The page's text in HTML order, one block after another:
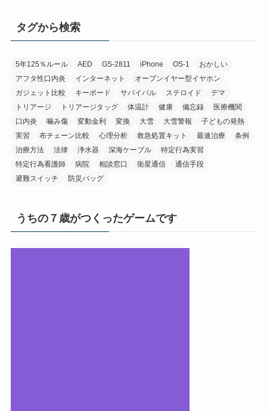
タグから検索
5年125％ルール AED GS-2811 iPhone OS-1
おかしい
アフタ性口内炎
インターネット
オープンイヤー型イヤホン
ガジェット比較
キーボード サバイバル ステロイド
デマ
トリアージ
トリアージタッグ 体温計 健康 備忘録
医療機関
口内炎
噛み傷 変動金利 変換 大雪 大雪警報
子どもの発熱
実習
布チェーン比較 心理分析 救急処置キット 最速治療
条例
治療方法
法律 浄水器 深海ケーブル
特定行為実習
特定行為看護師
病院 相談窓口 衛星通信
通信手段
避難スイッチ
防災バッグ
うちの７歳がつくったゲームです